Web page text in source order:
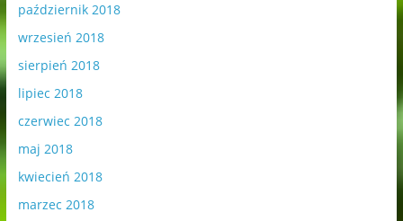
październik 2018
wrzesień 2018
sierpień 2018
lipiec 2018
czerwiec 2018
maj 2018
kwiecień 2018
marzec 2018